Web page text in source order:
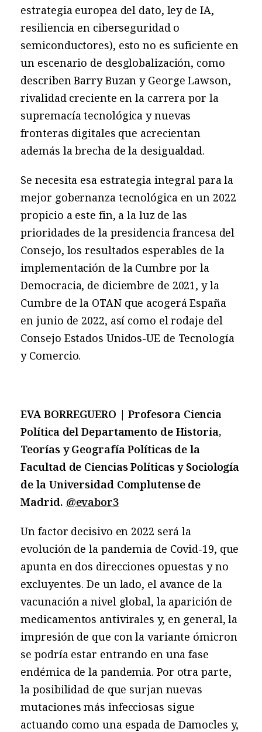
estrategia europea del dato, ley de IA,
resiliencia en ciberseguridad o
semiconductores), esto no es suficiente en
un escenario de desglobalización, como
describen Barry Buzan y George Lawson,
rivalidad creciente en la carrera por la
supremacía tecnológica y nuevas
fronteras digitales que acrecientan
además la brecha de la desigualdad.
Se necesita esa estrategia integral para la
mejor gobernanza tecnológica en un 2022
propicio a este fin, a la luz de las
prioridades de la presidencia francesa del
Consejo, los resultados esperables de la
implementación de la Cumbre por la
Democracia, de diciembre de 2021, y la
Cumbre de la OTAN que acogerá España
en junio de 2022, así como el rodaje del
Consejo Estados Unidos-UE de Tecnología
y Comercio.
EVA BORREGUERO | Profesora Ciencia
Política del Departamento de Historia,
Teorías y Geografía Políticas de la
Facultad de Ciencias Políticas y Sociología
de la Universidad Complutense de
Madrid. @evabor3
Un factor decisivo en 2022 será la
evolución de la pandemia de Covid-19, que
apunta en dos direcciones opuestas y no
excluyentes. De un lado, el avance de la
vacunación a nivel global, la aparición de
medicamentos antivirales y, en general, la
impresión de que con la variante ómicron
se podría estar entrando en una fase
endémica de la pandemia. Por otra parte,
la posibilidad de que surjan nuevas
mutaciones más infecciosas sigue
actuando como una espada de Damocles y,